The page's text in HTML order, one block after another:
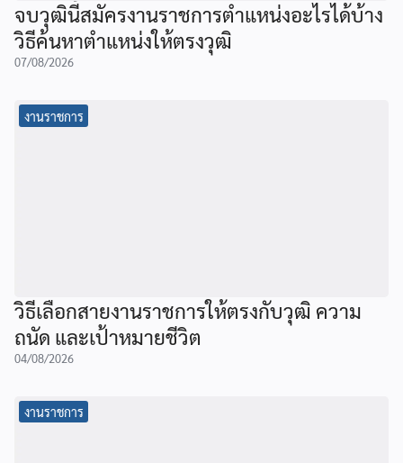
จบวุฒินี้สมัครงานราชการตำแหน่งอะไรได้บ้าง
วิธีค้นหาตำแหน่งให้ตรงวุฒิ
07/08/2026
งานราชการ
วิธีเลือกสายงานราชการให้ตรงกับวุฒิ ความ
ถนัด และเป้าหมายชีวิต
04/08/2026
งานราชการ